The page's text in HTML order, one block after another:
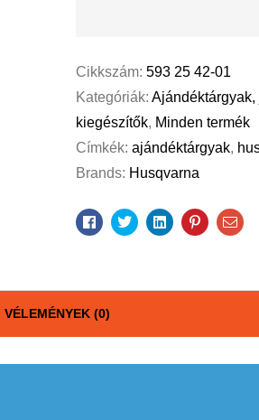
Cikkszám:593 25 42-01
Kategóriák:Ajándéktárgyak,
kiegészítők, Minden termék
Címkék:ajándéktárgyak,
Brands: Husqvarna
Facebook
TwitterLinkedinPinterest
VÉLEMÉNYEK (0)